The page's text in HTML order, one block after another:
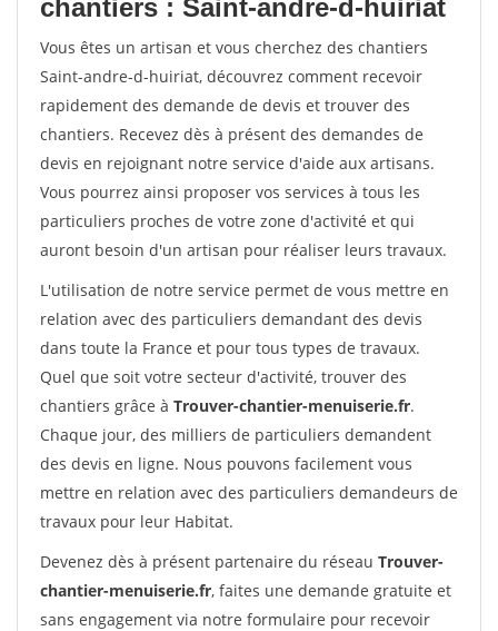
chantiers : Saint-andre-d-huiriat
Vous êtes un artisan et vous cherchez des chantiers
Saint-andre-d-huiriat, découvrez comment recevoir
rapidement des demande de devis et trouver des
chantiers. Recevez dès à présent des demandes de
devis en rejoignant notre service d'aide aux artisans.
Vous pourrez ainsi proposer vos services à tous les
particuliers proches de votre zone d'activité et qui
auront besoin d'un artisan pour réaliser leurs travaux.
L'utilisation de notre service permet de vous mettre en
relation avec des particuliers demandant des devis
dans toute la France et pour tous types de travaux.
Quel que soit votre secteur d'activité, trouver des
chantiers grâce à Trouver-chantier-menuiserie.fr.
Chaque jour, des milliers de particuliers demandent
des devis en ligne. Nous pouvons facilement vous
mettre en relation avec des particuliers demandeurs de
travaux pour leur Habitat.
Devenez dès à présent partenaire du réseau Trouver-
chantier-menuiserie.fr, faites une demande gratuite et
sans engagement via notre formulaire pour recevoir